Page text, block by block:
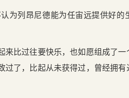
为列昂尼德能为任宙远提供好的
比过往要快乐，也如愿组成了
了，比起从未获得过，曾经拥